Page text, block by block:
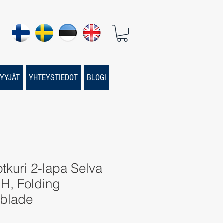
YHTEYSTIEDOT BLOGI
2-lapa Selva
Folding